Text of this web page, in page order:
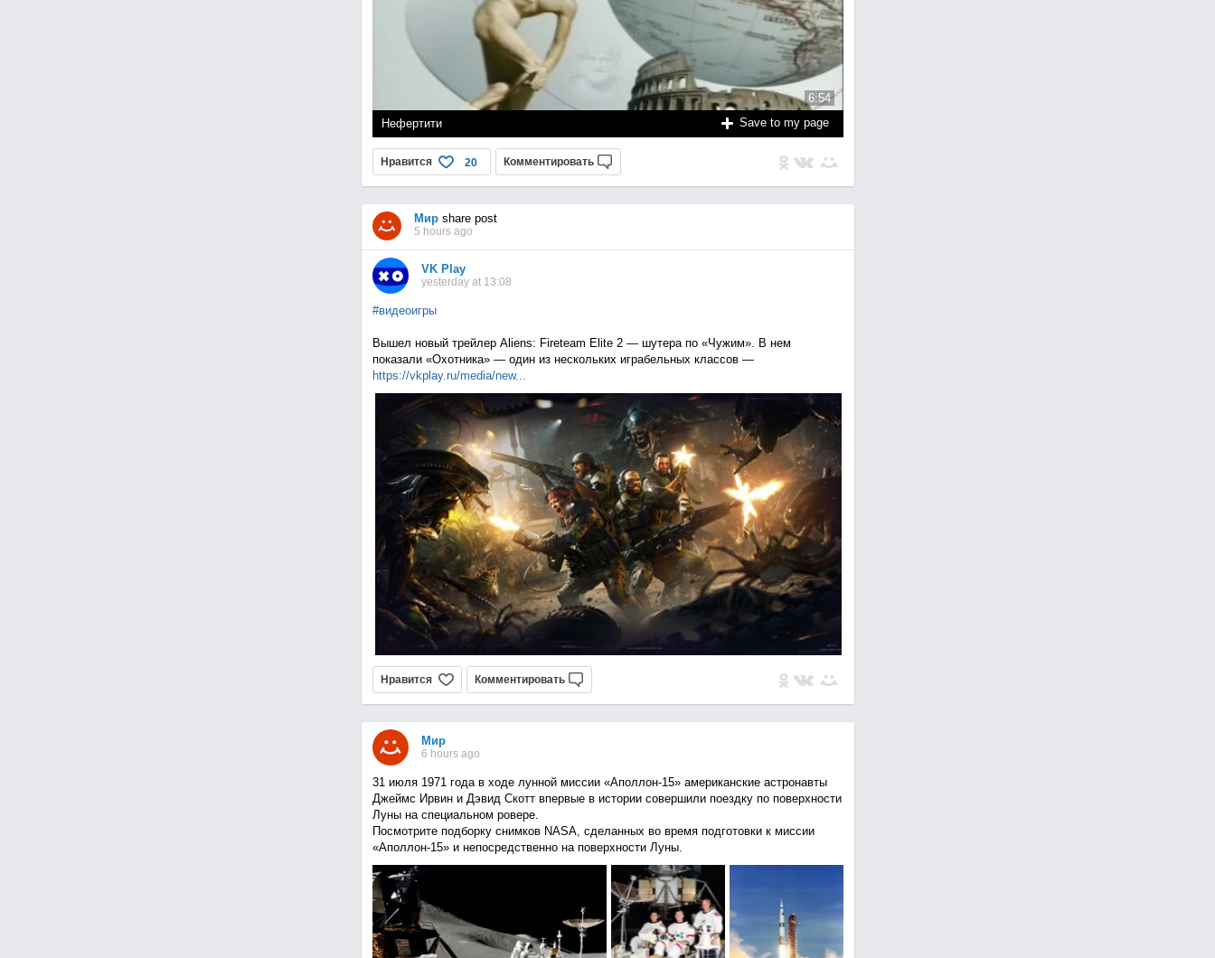
6:54
Нефертити Save to my page
Нравится 20 Комментировать
Мирshare post
5 hours ago
VK Play
yesterday at 13:08
#видеоигры
Вышел новый трейлер Aliens: Fireteam Elite 2 — шутера по «Чужим». В нем
показали «Охотника» — один из нескольких играбельных классов —
https://vkplay.ru/media/new...
Нравится Комментировать
Мир
6 hours ago
31 июля 1971 года в ходе лунной миссии «Аполлон-15» американские астронавты
Джеймс Ирвин и Дэвид Скотт впервые в истории совершили поездку по поверхности
Луны на специальном ровере.
Посмотрите подборку снимков NASA, сделанных во время подготовки к миссии
«Аполлон-15» и непосредственно на поверхности Луны.